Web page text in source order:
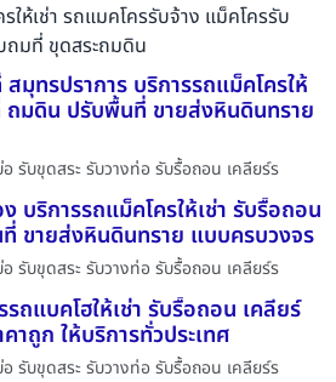
ห้เช่า รถแมคโครรับจ้าง แม็คโครรับ
ถมที่ ขุดสระถมดิน
มุทรปราการ บริการรถแม็คโครให้
ถมดิน ปรับพื้นที่ ขายส่งหินดินทราย
อ รับขุดสระ รับวางท่อ รับรื้อถอน เคลียร์ร
บริการรถแม็คโครให้เช่า รับรื้อถอน
ขายส่งหินดินทราย แบบครบวงจร
อ รับขุดสระ รับวางท่อ รับรื้อถอน เคลียร์ร
ถแบคโฮให้เช่า รับรื้อถอน เคลียร์
ถูก ให้บริการทั่วประเทศ
อ รับขุดสระ รับวางท่อ รับรื้อถอน เคลียร์ร